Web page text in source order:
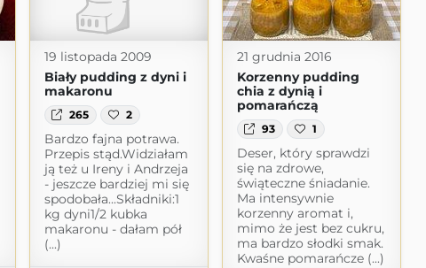
19 listopada 2009
Biały pudding z dyni i
makaronu
265 2
Bardzo fajna potrawa.
Przepis stąd.Widziałam
ją też u Ireny i Andrzeja
- jeszcze bardziej mi się
spodobała...Składniki:1
kg dyni1/2 kubka
makaronu - dałam pół
(...)
21 grudnia 2016
Korzenny pudding
chia z dynią i
pomarańczą
93 1
Deser, który sprawdzi
się na zdrowe,
świąteczne śniadanie.
Ma intensywnie
korzenny aromat i,
mimo że jest bez cukru,
ma bardzo słodki smak.
Kwaśne pomarańcze (...)